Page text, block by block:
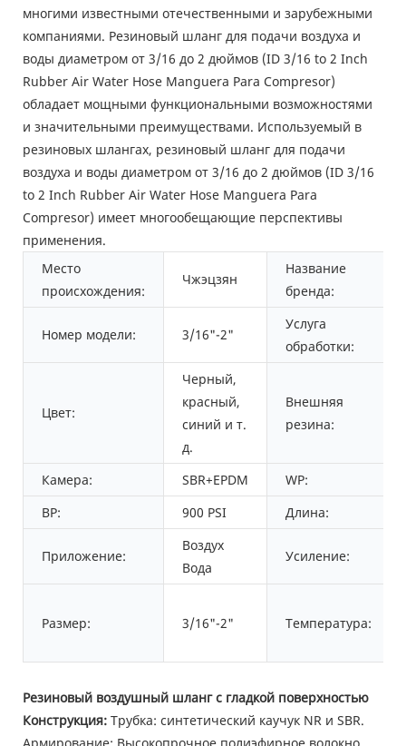
многими известными отечественными и зарубежными
компаниями. Резиновый шланг для подачи воздуха и
воды диаметром от 3/16 до 2 дюймов (ID 3/16 to 2 Inch
Rubber Air Water Hose Manguera Para Compresor)
обладает мощными функциональными возможностями
и значительными преимуществами. Используемый в
резиновых шлангах, резиновый шланг для подачи
воздуха и воды диаметром от 3/16 до 2 дюймов (ID 3/16
to 2 Inch Rubber Air Water Hose Manguera Para
Compresor) имеет многообещающие перспективы
применения.
Место
происхождения:
Чжэцзян
Название
бренда:
Номер модели: 3/16"-2"
Услуга
обработки:
Цвет:
Черный,
красный,
синий и т.
д.
Внешняя
резина:
Камера: SBR+EPDM
WP:
BP:
900 PSI Длина:
Приложение:
Воздух
Вода
Усиление:
Размер: 3/16"-2" Температура:
Резиновый воздушный шланг с гладкой поверхностью
Конструкция: Трубка: синтетический каучук NR и SBR.